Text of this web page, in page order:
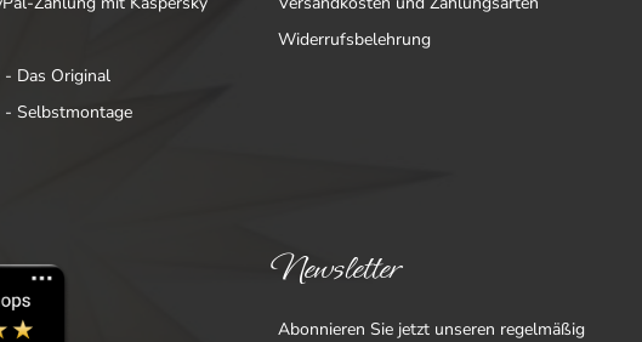
Das Original
Selbstmontage
Widerrufsbelehrung
Newsletter
Abonnieren Sie jetzt unseren regelmäßig